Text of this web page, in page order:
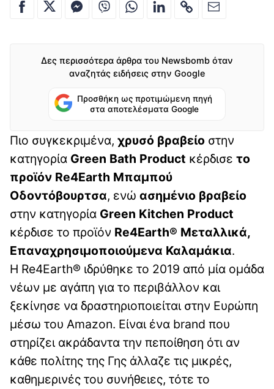
Δες περισσότερα άρθρα του Newsbomb όταν
αναζητάς ειδήσεις στην Google
Προσθήκη ως προτιμώμενη πηγή
στα αποτελέσματα Google
Πιο συγκεκριμένα, χρυσό βραβείο στην
κατηγορία Green Bath Product κέρδισε το
προϊόν Re4Earth Μπαμπού
Οδοντόβουρτσα, ενώ ασημένιο βραβείο
στην κατηγορία Green Kitchen Product
κέρδισε το προϊόν Re4Earth® Μεταλλικά,
Επαναχρησιμοποιούμενα Καλαμάκια.
Η Re4Earth® ιδρύθηκε το 2019 από μία ομάδα
νέων με αγάπη για το περιβάλλον και
ξεκίνησε να δραστηριοποιείται στην Ευρώπη
μέσω του Amazon. Είναι ένα brand που
στηρίζει ακράδαντα την πεποίθηση ότι αν
κάθε πολίτης της Γης άλλαζε τις μικρές,
καθημερινές του συνήθειες, τότε το